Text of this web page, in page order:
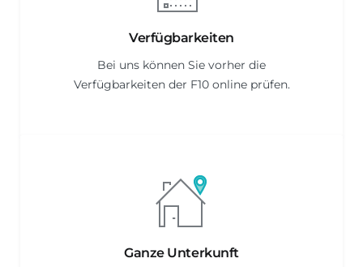
Verfügbarkeiten
Bei uns können Sie vorher die
Verfügbarkeiten der F10 online prüfen.
Ganze Unterkunft